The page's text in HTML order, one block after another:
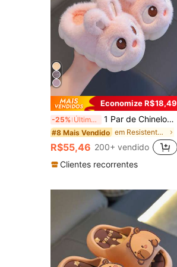
Economize R$18,49
-25% Últimos 3 dias 1 Par de Chinelos Fofos de Coelho Cartoon para Meninas, Adequado para Uso Interno, Outono/Inverno
#8 Mais Vendido em Resistente ao desgaste Chinelos infantis para c
R$55,46 200+ vendido
Clientes recorrentes